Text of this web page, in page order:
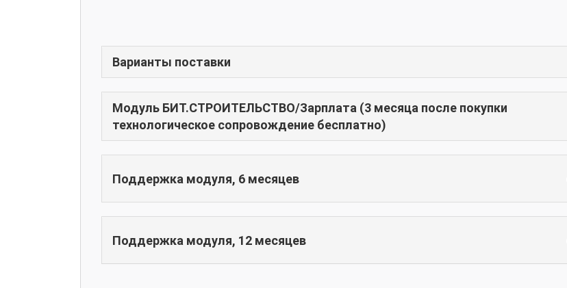
Варианты поставки
Модуль БИТ.СТРОИТЕЛЬСТВО/Зарплата (3 месяца после покупки
технологическое сопровождение бесплатно)
Поддержка модуля, 6 месяцев
Поддержка модуля, 12 месяцев